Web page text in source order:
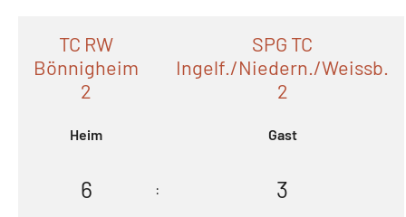
TC RW
Bönnigheim
2
Heim
SPG TC
Ingelf./Niedern./Weissb.
2
Gast
6 : 3